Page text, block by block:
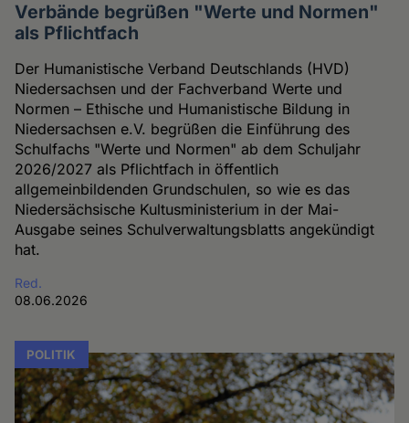
Verbände begrüßen "Werte und Normen"
als Pflichtfach
Der Humanistische Verband Deutschlands (HVD)
Niedersachsen und der Fachverband Werte und
Normen – Ethische und Humanistische Bildung in
Niedersachsen e.V. begrüßen die Einführung des
Schulfachs "Werte und Normen" ab dem Schuljahr
2026/2027 als Pflichtfach in öffentlich
allgemeinbildenden Grundschulen, so wie es das
Niedersächsische Kultusministerium in der Mai-
Ausgabe seines Schulverwaltungsblatts angekündigt
hat.
Red.
08.06.2026
POLITIK